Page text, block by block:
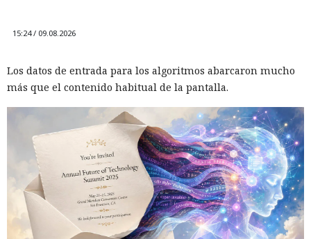
15:24 / 09.08.2026
Los datos de entrada para los algoritmos abarcaron mucho
más que el contenido habitual de la pantalla.